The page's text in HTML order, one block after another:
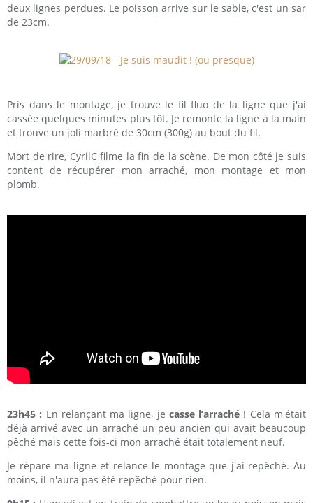
deux lignes perdues. Le poisson arrive sur le sable, c'est un sar
de 23cm.
Pris dans le montage, je trouve le fil fluo de la ligne que j'ai
cassée quelques minutes plus tôt. Je remonte la ligne à la main
et trouve un joli marbré de 30cm (300g) au bout du fil.
Mort de rire, CyrilC filme la fin de la scène. De mon côté je suis
content de récupérer mon arraché, mon montage et mon
plomb.
23h45 : En relançant ma ligne, je casse l’arraché ! Cela m'était
déjà arrivé avec un arraché un peu ancien qui avait beaucoup
pêché mais cette fois-ci mon arraché était totalement neuf.
Je répare ma ligne et relance le montage que j'ai repêché. Au
moins, il n'aura pas été repêché pour rien.